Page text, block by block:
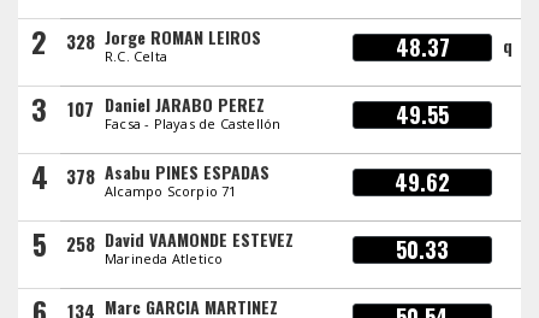
2 328 Jorge ROMAN LEIROS
R.C. Celta 48.37 q
3 107 Daniel JARABO PEREZ
Facsa - Playas de Castellón 49.55
4 378 Asabu PINES ESPADAS
Alcampo Scorpio 71 49.62
5 258 David VAAMONDE ESTEVEZ
Marineda Atletico 50.33
134 Marc GARCIA MARTINEZ